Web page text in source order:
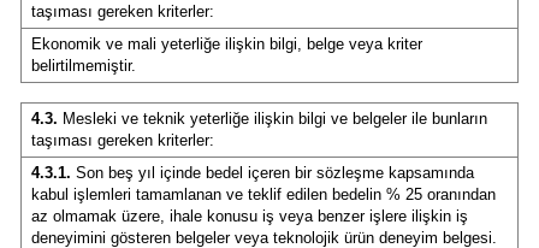
taşıması gereken kriterler:
Ekonomik ve mali yeterliğe ilişkin bilgi, belge veya kriter
belirtilmemiştir.
4.3. Mesleki ve teknik yeterliğe ilişkin bilgi ve belgeler ile bunların
taşıması gereken kriterler:
4.3.1. Son beş yıl içinde bedel içeren bir sözleşme kapsamında
kabul işlemleri tamamlanan ve teklif edilen bedelin % 25 oranından
az olmamak üzere, ihale konusu iş veya benzer işlere ilişkin iş
deneyimini gösteren belgeler veya teknolojik ürün deneyim belgesi.